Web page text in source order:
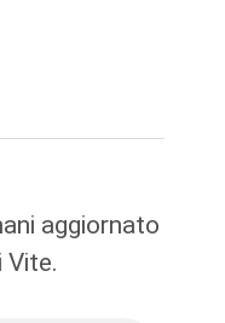
aggiornato